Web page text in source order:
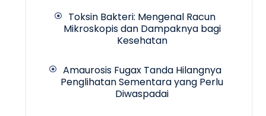
Toksin Bakteri: Mengenal Racun
Mikroskopis dan Dampaknya bagi
Kesehatan
Amaurosis Fugax Tanda Hilangnya
Penglihatan Sementara yang Perlu
Diwaspadai